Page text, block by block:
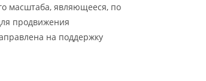
масштаба, являющееся, по
продвижения
на поддержку